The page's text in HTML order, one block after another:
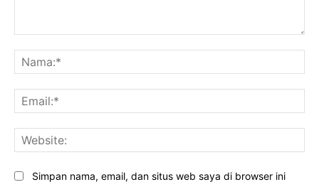
Simpan nama, email, dan situs web saya di browser ini